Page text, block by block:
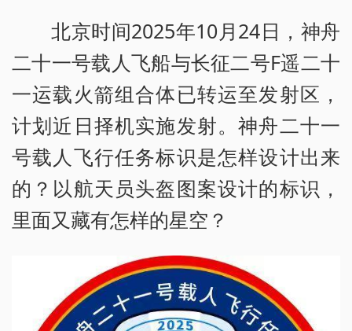
北京时间2025年10月24日，神舟
二十一号载人飞船与长征二号F遥二十
一运载火箭组合体已转运至发射区，
计划近日择机实施发射。神舟二十一
号载人飞行任务标识是怎样设计出来
的？以航天员头盔图案设计的标识，
里面又藏有怎样的星空？